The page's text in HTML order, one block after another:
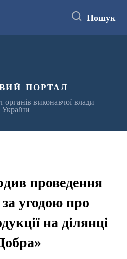
Пошук
портал
виконавчої влади
України
проведення
угодою про
на ділянці